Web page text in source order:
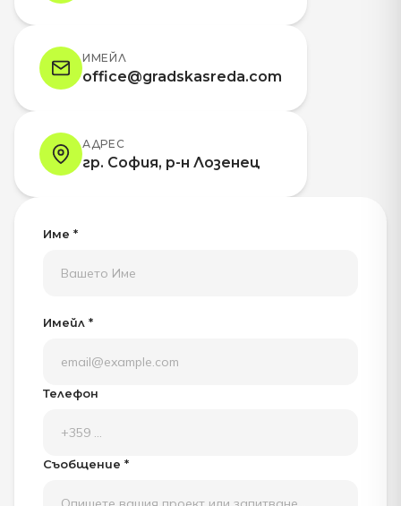
ИМЕЙЛ
office@gradskasreda.com
АДРЕС
гр. София, р-н Лозенец
Име *
Имейл *
Телефон
Съобщение *